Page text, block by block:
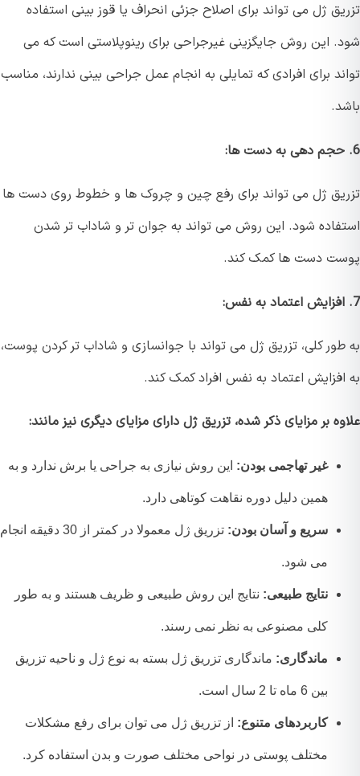
ژل می تواند برای اصلاح جزئی انحراف یا قوز بینی استفاده
این روش جایگزینی غیرجراحی برای رینوپلاستی است که می
برای افرادی که تمایلی به انجام عمل جراحی بینی ندارند، مناسب
ژل می تواند برای رفع چین و چروک ها و خطوط روی دست ها
شود. این روش می تواند به جوان تر و شاداب تر شدن
دست ها کمک کند.
کلی، تزریق ژل می تواند با جوانسازی و شاداب تر کردن پوست،
اعتماد به نفس افراد کمک کند.
بر مزایای ذکر شده، تزریق ژل دارای مزایای دیگری نیز مانند:
غیر تهاجمی بودن:این روش نیازی به جراحی یا برش ندارد و به
همین دلیل دوره نقاهت کوتاهی دارد.
سریع و آسان بودن: تزریق ژل معمولا در کمتر از 30 دقیقه انجام
می شود.
نتایج طبیعی:نتایج این روش طبیعی و ظریف هستند و به طور
کلی مصنوعی به نظر نمی رسند.
ماندگاری: ماندگاری تزریق ژل بسته به نوع ژل و ناحیه تزریق
بین 6 ماه تا 2 سال است.
کاربردهای متنوع:از تزریق ژل می توان برای رفع مشکلات
مختلف پوستی در نواحی مختلف صورت و بدن استفاده کرد.